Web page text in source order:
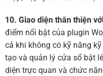
10. Giao diện thân thiện
điểm nổi bật của plugin
cả khi không có kỹ năng
tạo và quản lý cửa sổ bật
diện trực quan và chức